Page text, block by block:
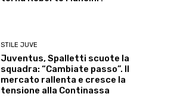
STILE JUVE
Juventus, Spalletti scuote la
squadra: “Cambiate passo”. Il
mercato rallenta e cresce la
tensione alla Continassa